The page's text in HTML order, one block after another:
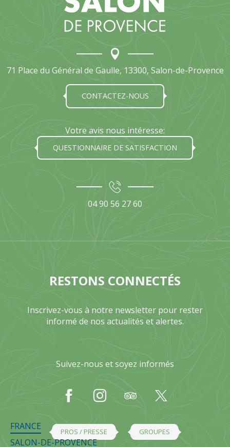
71 Place du Général de Gaulle, 13300, Salon-de-Provence
CONTACTEZ-NOUS
Votre avis nous intéresse:
QUESTIONNAIRE DE SATISFACTION
04 90 56 27 60
RESTONS CONNECTÉS
Inscrivez-vous à notre newsletter pour rester
informé de nos actualités et alertes.
Suivez-nous et soyez informés
PROS / PRESSE GROUPES
FRANCE
SALON-DE-PROVENCE